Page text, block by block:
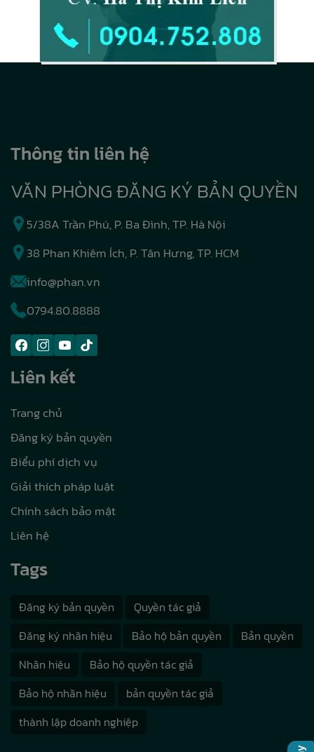
Thông tin liên hệ
VĂN PHÒNG ĐĂNG KÝ BẢN QUYỀN
5/38A Trần Phú, P. Ba Đình, TP. Hà Nội
38 Phan Khiêm Ích, P. Tân Hưng, TP. HCM
info@phan.vn
0794.80.8888
Liên kết
Trang chủ
Đăng ký bản quyền
Biểu phí dịch vụ
Giải thích pháp luật
Chính sách bảo mật
Liên hệ
Tags
Đăng ký bản quyền
Quyền tác giả
Đăng ký nhãn hiệu
Bảo hộ bản quyền
Bản quyền
Nhãn hiệu
Bảo hộ quyền tác giả
Bảo hộ nhãn hiệu
bản quyền tác giả
thành lập doanh nghiệp